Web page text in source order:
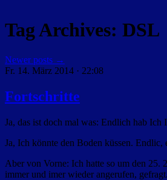
Tag Archives: DSL
Newer posts →
Fr. 14. März 2014 · 22:08
Fortschritte
Ja, das ist doch mal was: Endlich hab
Ja, Ich könnte den Boden küssen.
Aber von Vorne: Ich hatte so um den 25.
immer und imer wieder angerufen,